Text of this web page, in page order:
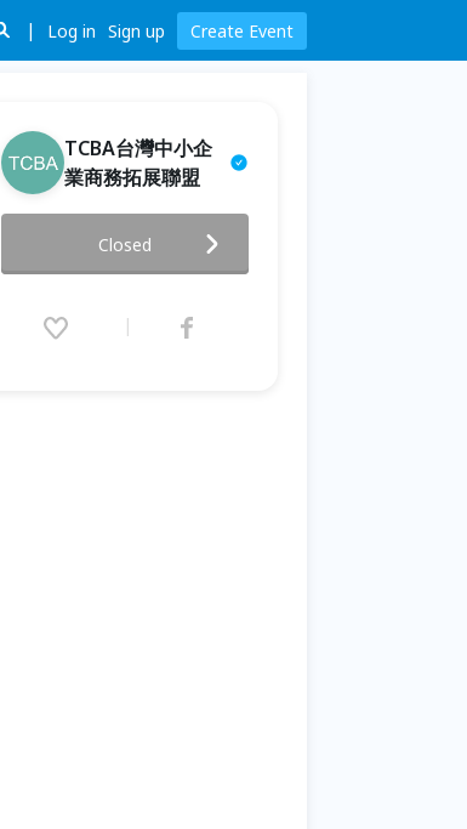
Log in Sign up Create Event
TCBA台灣中小企
業商務拓展聯盟
聯盟】線上例會-2025/1/8(三)
中午12:30~14:00
(Wed) 14:00 (GMT+8)
Closed